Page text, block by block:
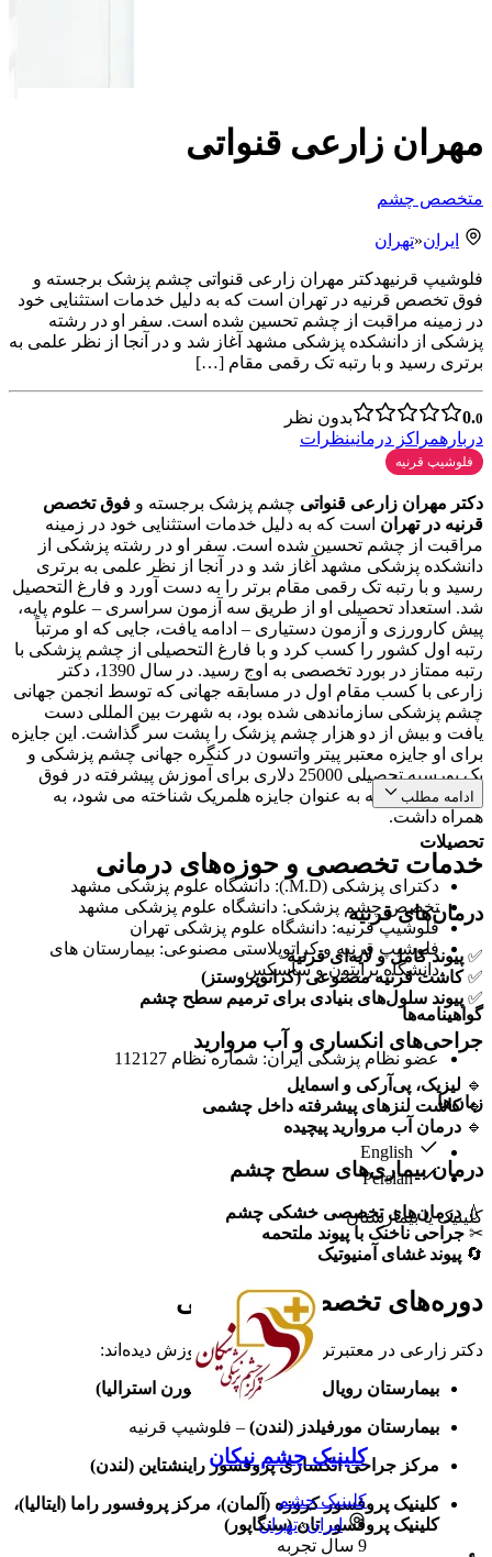
مهران زارعی قنواتی
متخصص چشم
ایران«تهران
فلوشیپ قرنیهدکتر مهران زارعی قنواتی چشم پزشک برجسته و
فوق تخصص قرنیه در تهران است که به دلیل خدمات استثنایی خود
در زمینه مراقبت از چشم تحسین شده است. سفر او در رشته
پزشکی از دانشکده پزشکی مشهد آغاز شد و در آنجا از نظر علمی به
برتری رسید و با رتبه تک رقمی مقام […]
0.0
بدون نظر
دربارهمراکز درمانینظرات
فلوشیپ قرنیه
دکتر مهران زارعی قنواتی چشم پزشک برجسته و فوق تخصص
قرنیه در تهران است که به دلیل خدمات استثنایی خود در زمینه
مراقبت از چشم تحسین شده است. سفر او در رشته پزشکی از
دانشکده پزشکی مشهد آغاز شد و در آنجا از نظر علمی به برتری
رسید و با رتبه تک رقمی مقام برتر را به دست آورد و فارغ التحصیل
شد. استعداد تحصیلی او از طریق سه آزمون سراسری – علوم پایه،
پیش کارورزی و آزمون دستیاری – ادامه یافت، جایی که او مرتباً
رتبه اول کشور را کسب کرد و با فارغ التحصیلی از چشم پزشکی با
رتبه ممتاز در بورد تخصصی به اوج رسید. در سال 1390، دکتر
زارعی با کسب مقام اول در مسابقه جهانی که توسط انجمن جهانی
چشم پزشکی سازماندهی شده بود، به شهرت بین المللی دست
یافت و بیش از دو هزار چشم پزشک را پشت سر گذاشت. این جایزه
برای او جایزه معتبر پیتر واتسون در کنگره جهانی چشم پزشکی و
یک بورسیه تحصیلی 25000 دلاری برای آموزش پیشرفته در فوق
تخصص قرنیه که به عنوان جایزه هلمریک شناخته می شود، به
همراه داشت.
خدمات تخصصی و حوزه‌های درمانی
درمان‌های قرنیه
✅ پیوند کامل و لایه‌ای قرنیه
✅کاشت قرنیه مصنوعی (کراتوپروستز)
✅ پیوند سلول‌های بنیادی برای ترمیم سطح چشم
جراحی‌های انکساری و آب مروارید
🔹 لیزیک، پی‌آر‌کی و اسمایل
🔹کاشت لنزهای پیشرفته داخل چشمی
🔹 درمان آب مروارید پیچیده
درمان بیماری‌های سطح چشم
💧 درمان‌های تخصصی خشکی چشم
✂ جراحی ناخنک با پیوند ملتحمه
🔄 پیوند غشای آمنیوتیک
دوره‌های تخصصی بین‌المللی
دکتر زارعی در معتبرترین مراکز جهان آموزش دیده‌اند:
بیمارستان رویال چشم و گوش (ملبورن استرالیا)
بیمارستان مورفیلدز (لندن) – فلوشیپ قرنیه
مرکز جراحی انکساری پروفسور راینشتاین (لندن)
کلینیک پروفسور کروزه (آلمان)، مرکز پروفسور راما (ایتالیا)،
کلینیک پروفسور تان (سنگاپور)
ادامه مطلب
تحصیلات
دکترای پزشکی (M.D.): دانشگاه علوم پزشکی مشهد
تخصص چشم پزشکی: دانشگاه علوم پزشکی مشهد
فلوشیپ قرنیه: دانشگاه علوم پزشکی تهران
فلوشیپ قرنیه و کراتوپلاستی مصنوعی: بیمارستان های
دانشگاه برایتون و ساسکس
گواهینامه‌ها
عضو نظام پزشکی ایران: شماره نظام 112127
زبان‌ها
Persian
کلینیک یا بیمارستان
کلینیک چشم نیکان
کلینیک چشم
ایران»تهران
9 سال تجربه